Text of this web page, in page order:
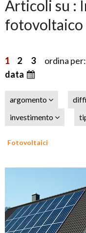
Articoli su :
fotovoltaico
1 2 3ordina per:
data
argomento
investimento
Fotovoltaici